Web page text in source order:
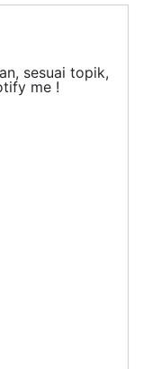
sesuai topik,
me !